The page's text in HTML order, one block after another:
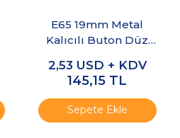
E65 19mm Metal
Kalıcılı Buton Düz
2,53 USD + KDV
145,15 TL
Sepete Ekle